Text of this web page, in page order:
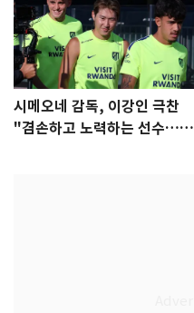
시메오네 감독, 이강인 극찬
"겸손하고 노력하는 선수…좋